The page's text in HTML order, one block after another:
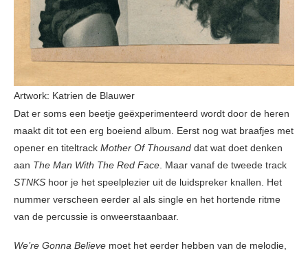
Artwork: Katrien de Blauwer
Dat er soms een beetje geëxperimenteerd wordt door de heren
maakt dit tot een erg boeiend album. Eerst nog wat braafjes met
opener en titeltrack Mother Of Thousand dat wat doet denken
aan The Man With The Red Face. Maar vanaf de tweede track
STNKS hoor je het speelplezier uit de luidspreker knallen. Het
nummer verscheen eerder al als single en het hortende ritme
van de percussie is onweerstaanbaar.
We’re Gonna Believe moet het eerder hebben van de melodie,